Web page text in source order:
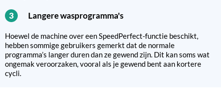
3 Langere wasprogramma's
Hoewel de machine over een SpeedPerfect-functie beschikt,
hebben sommige gebruikers gemerkt dat de normale
programma’s langer duren dan ze gewend zijn. Dit kan soms wat
ongemak veroorzaken, vooral als je gewend bent aan kortere
cycli.